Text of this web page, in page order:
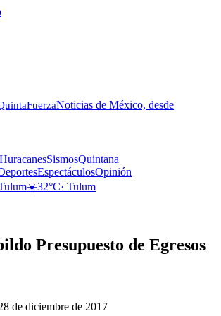
FuerzaNoticias de México, desde
SismosQuintana
EspectáculosOpinión
☀️32°C· Tulum
Presupuesto de Egresos
de diciembre de 2017